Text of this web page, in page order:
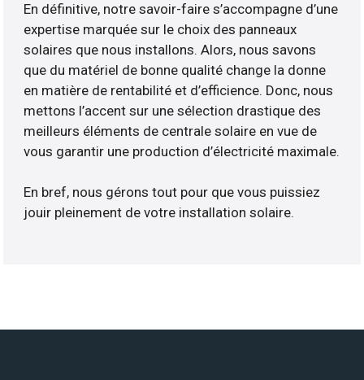
En définitive, notre savoir-faire s’accompagne d’une
expertise marquée sur le choix des panneaux
solaires que nous installons. Alors, nous savons
que du matériel de bonne qualité change la donne
en matière de rentabilité et d’efficience. Donc, nous
mettons l’accent sur une sélection drastique des
meilleurs éléments de centrale solaire en vue de
vous garantir une production d’électricité maximale.
En bref, nous gérons tout pour que vous puissiez
jouir pleinement de votre installation solaire.